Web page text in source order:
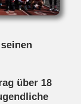
über 18